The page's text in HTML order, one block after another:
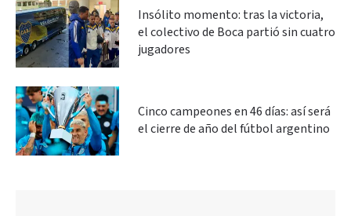
Insólito momento: tras la victoria,
el colectivo de Boca partió sin cuatro
jugadores
Cinco campeones en 46 días: así será
el cierre de año del fútbol argentino